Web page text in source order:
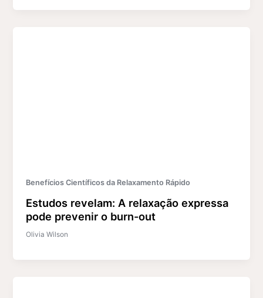
Benefícios Científicos da Relaxamento Rápido
Estudos revelam: A relaxação expressa
pode prevenir o burn-out
Olivia Wilson